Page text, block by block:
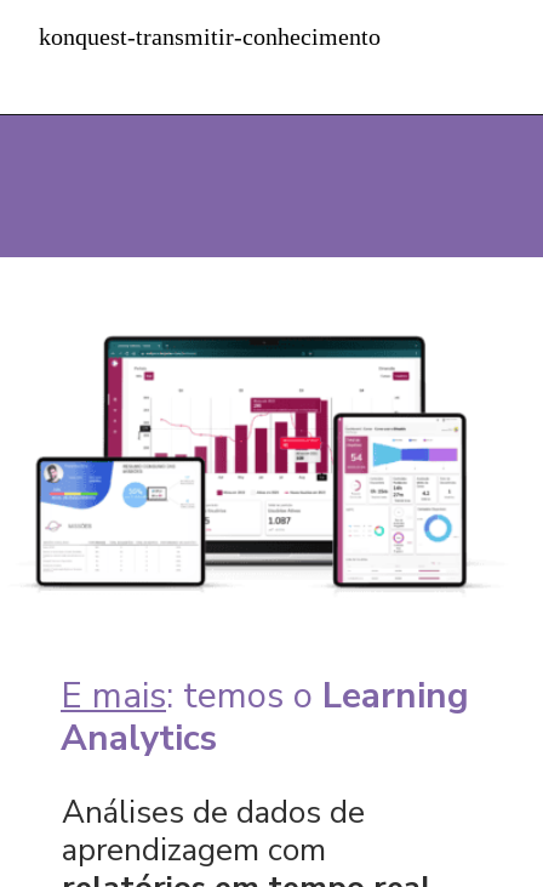
konquest-transmitir-conhecimento
E mais: temos o Learning
Analytics
Análises de dados de
aprendizagem com